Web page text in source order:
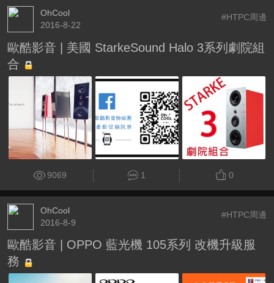
OhCool
2016-8-22
#HTPC周邊
歐酷影音 | 美國 StarkeSound Halo 3系列劇院組
合
9069 1 0
OhCool
2016-8-9
#HTPC周邊
歐酷影音 | OPPO 藍光機 105系列 改機升級服
務